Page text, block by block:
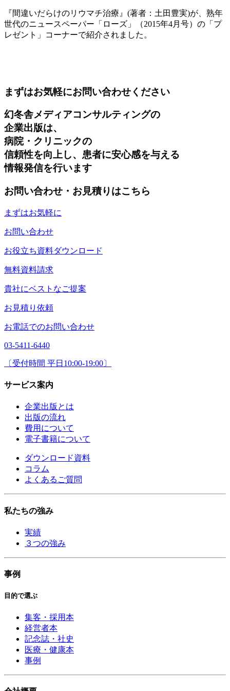
『間違いだらけのリウマチ治療』(著者：土田豊実)が、熟年
世代のニュースペーパー「ローズ」（2015年4月号）の「プ
レゼント」コーナーで紹介されました。
まずはお気軽にお問い合わせください
幻冬舎メディアコンサルティングの
企業出版は、
病院・クリニックの
信頼性を向上し、患者に安心感を与える
情報発信を行います
お問い合わせ・お見積りはこちら
まずはお気軽に
お問い合わせ
お役立ち資料ダウンロード
無料資料請求
貴社にベストなご提案
お見積り依頼
お電話でのお問い合わせ
03-5411-6440
〔受付時間 平日10:00-19:00〕
サービス案内
企業出版とは
出版の流れ
費用について
電子書籍について
ダウンロード資料
コラム
よくあるご質問
私たちの強み
実績
３つの強み
事例
目的で選ぶ
集客・採用本
経営者本
記念誌・社史
医療・健康本
事例